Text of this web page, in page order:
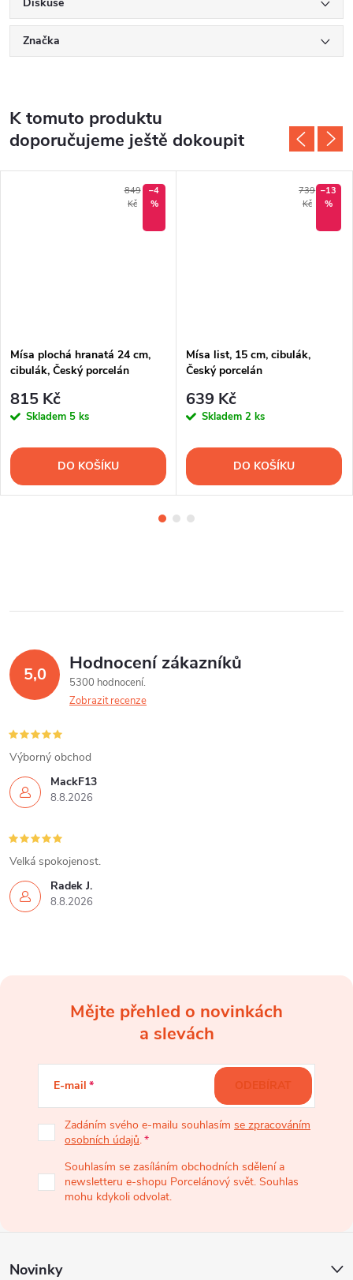
Značka
K tomuto produktu
doporučujeme ještě dokoupit
849
Kč
–4
%
Mísa plochá hranatá 24 cm,
cibulák, Český porcelán
815 Kč
Skladem 5 ks
DO KOŠÍKU
739
Kč
–13
%
Mísa list, 15 cm, cibulák,
Český porcelán
639 Kč
Skladem 2 ks
DO KOŠÍKU
5,0 Hodnocení zákazníků
5300 hodnocení
Zobrazit recenze
MackF13
8.8.2026
Výborný obchod
Radek J.
8.8.2026
Velká spokojenost.
í
Mějte přehled o novinkách
a slevách
E-mail
Zadáním svého e-mailu souhlasím se zpracováním
osobních údajů.
Souhlasím se zasíláním obchodních sdělení a
newsletteru e-shopu Porcelánový svět. Souhlas
mohu kdykoli odvolat.
ODEBÍRAT
Novinky